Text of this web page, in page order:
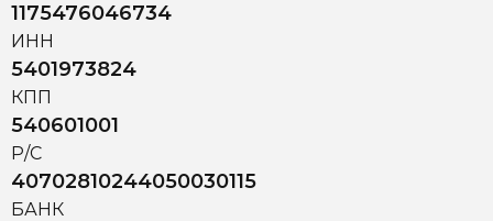
1175476046734
ИНН
5401973824
КПП
540601001
Р/С
40702810244050030115
БАНК